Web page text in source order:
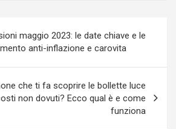
maggio 2023: le date chiave e le
anti-inflazione e carovita
che ti fa scoprire le bollette luce
non dovuti? Ecco qual è e come
funziona